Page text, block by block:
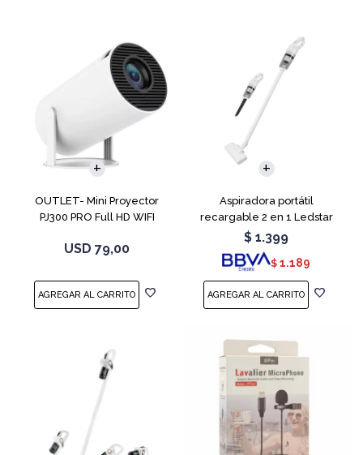
OUTLET- Mini Proyector
PJ300 PRO Full HD WIFI
USD 79,00
Aspiradora portátil
recargable 2 en 1 Ledstar
SR-133
$ 1.399
$ 1.189